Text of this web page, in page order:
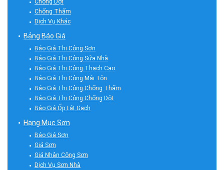
Chống Dột
Chống Thấm
Dịch Vụ Khác
Bảng Báo Giá
Báo Giá Thi Công Sơn
Báo Giá Thi Công Sửa Nhà
Báo Giá Thi Công Thạch Cao
Báo Giá Thi Công Mái Tôn
Báo Giá Thi Công Chống Thấm
Báo Giá Thi Công Chống Dột
Báo Giá Ốp Lát Gạch
Hạng Mục Sơn
Báo Giá Sơn
Giá Sơn
Giá Nhân Công Sơn
Dịch Vụ Sơn Nhà